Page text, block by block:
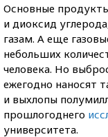
Основные
и диоксид
газам. А еще
небольших
человека. Но
ежегодно наносят
и выхлопы
прошлогоднего
университета.